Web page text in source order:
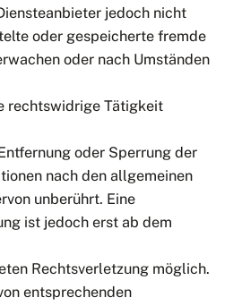
jedoch nicht
oder gespeicherte fremde
oder nach Umständen
rechtswidrige Tätigkeit
oder Sperrung der
nach den allgemeinen
unberührt. Eine
ist jedoch erst ab dem
Rechtsverletzung möglich.
entsprechenden